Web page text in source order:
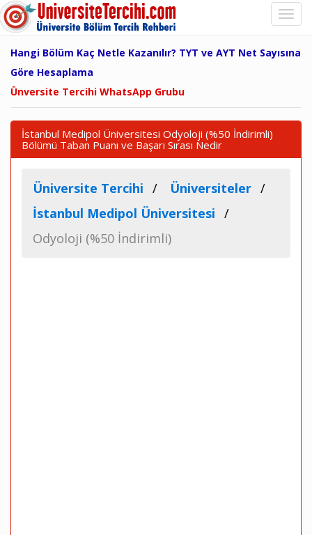
Hangi Bölüm Kaç Netle Kazanılır? TYT ve AYT Net Sayısına
Göre Hesaplama
Ünversite Tercihi WhatsApp Grubu
İstanbul Medipol Üniversitesi Odyoloji (%50 İndirimli)
Bölümü Taban Puanı ve Başarı Sırası Nedir
Üniversite Tercihi
Üniversiteler
İstanbul Medipol Üniversitesi
Odyoloji (%50 İndirimli)